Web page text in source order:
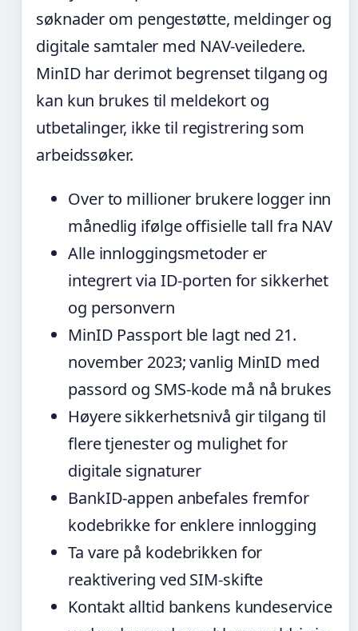
søknader om pengestøtte, meldinger og
digitale samtaler med NAV-veiledere.
MinID har derimot begrenset tilgang og
kan kun brukes til meldekort og
utbetalinger, ikke til registrering som
arbeidssøker.
Over to millioner brukere logger inn
månedlig ifølge offisielle tall fra NAV
Alle innloggingsmetoder er
integrert via ID-porten for sikkerhet
og personvern
MinID Passport ble lagt ned 21.
november 2023; vanlig MinID med
passord og SMS-kode må nå brukes
Høyere sikkerhetsnivå gir tilgang til
flere tjenester og mulighet for
digitale signaturer
BankID-appen anbefales fremfor
kodebrikke for enklere innlogging
Ta vare på kodebrikken for
reaktivering ved SIM-skifte
Kontakt alltid bankens kundeservice